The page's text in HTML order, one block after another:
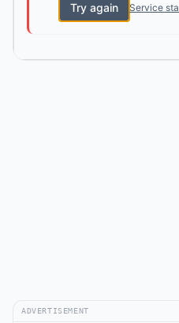
Try again Service
ADVERTISEMENT